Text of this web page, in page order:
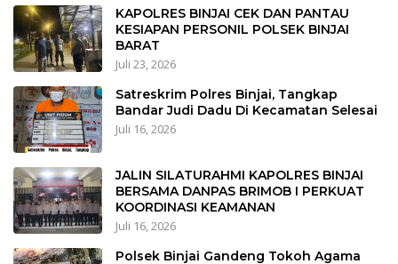
KAPOLRES BINJAI CEK DAN PANTAU
KESIAPAN PERSONIL POLSEK BINJAI
BARAT
Juli 23, 2026
Satreskrim Polres Binjai, Tangkap
Bandar Judi Dadu Di Kecamatan Selesai
Juli 16, 2026
JALIN SILATURAHMI KAPOLRES BINJAI
BERSAMA DANPAS BRIMOB I PERKUAT
KOORDINASI KEAMANAN
Juli 16, 2026
Polsek Binjai Gandeng Tokoh Agama